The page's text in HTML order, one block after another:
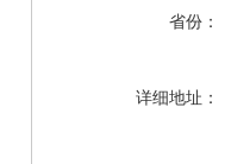
省份：
详细地址：